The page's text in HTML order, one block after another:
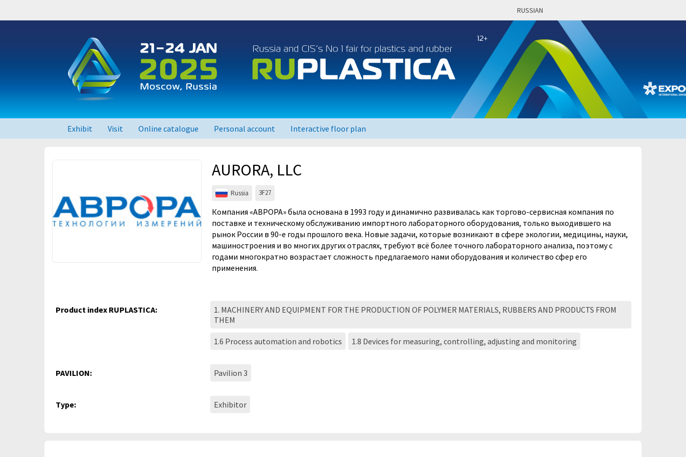
RUSSIAN
Exhibit Visit
Online catalogue
Personal account Interactive floor plan
AURORA, LLC
Russia 3F27
Компания «АВРОРА» была основана в 1993 году и динамично развивалась как торгово-сервисная компания по
поставке и техническому обслуживанию импортного лабораторного оборудования, только выходившего на
рынок России в 90-е годы прошлого века. Новые задачи, которые возникают в сфере экологии, медицины, науки,
машиностроения и во многих других отраслях, требуют всё более точного лабораторного анализа, поэтому с
годами многократно возрастает сложность предлагаемого нами оборудования и количество сфер его
применения.
Product index RUPLASTICA:
1. MACHINERY AND EQUIPMENT FOR THE PRODUCTION OF POLYMER MATERIALS, RUBBERS AND PRODUCTS FROM
THEM
1.6 Process automation and robotics 1.8 Devices for measuring, controlling, adjusting and monitoring
PAVILION: Pavilion 3
Type: Exhibitor